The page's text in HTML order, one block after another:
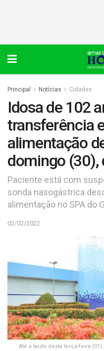
Principal Notícias Cidades
Idosa de 102
transferência
alimentação
domingo (30),
Paciente está com
sonda nasogástrica
alimentação no SPA do
02/02/2022
Até a tarde desta terça-feira